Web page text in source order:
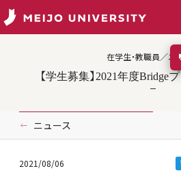
在学生・教職員／ニ
【学生募集】2021年度Bridge
ニュース
2021/08/06